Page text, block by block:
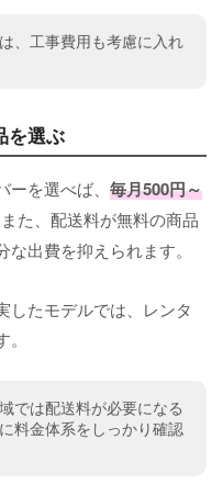
、工事費用も考慮に入れ
を選ぶ
を選べば、 毎月500円～
た、配送料が無料の商品
出費を抑えられます。
したモデルでは、レンタ
では配送料が必要になる
料金体系をしっかり確認